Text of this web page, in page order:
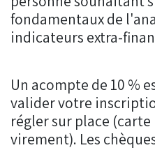
fondamentaux de
indicateurs extra-
Un acompte de 10 %
valider votre
régler sur place (carte
virement). Les